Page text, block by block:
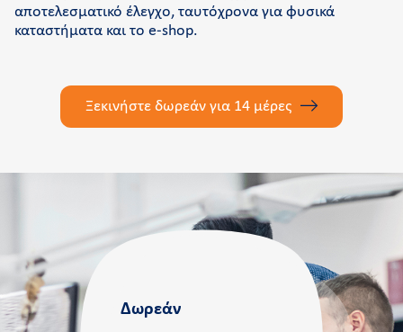
αποτελεσματικό έλεγχο, ταυτόχρονα για φυσικά
καταστήματα και το e-shop.
Ξεκινήστε δωρεάν για 14 μέρες
Δωρεάν